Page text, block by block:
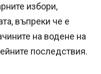
избори,
въпреки че е
на водене на
последствия.